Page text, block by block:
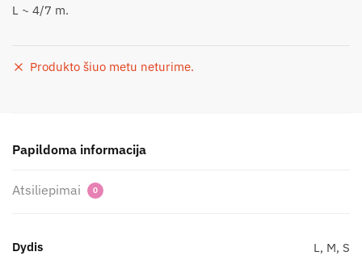
L ~ 4/7 m.
Produkto šiuo metu neturime.
Papildoma informacija
Atsiliepimai 0
Dydis L, M, S